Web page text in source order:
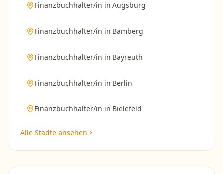
Finanzbuchhalter/in in Augsburg
Finanzbuchhalter/in in Bamberg
Finanzbuchhalter/in in Bayreuth
Finanzbuchhalter/in in Berlin
Finanzbuchhalter/in in Bielefeld
Alle Städte ansehen